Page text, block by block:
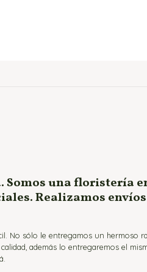
una floristería
Realizamos
No sólo le entregamos un hermoso
además lo entregaremos el